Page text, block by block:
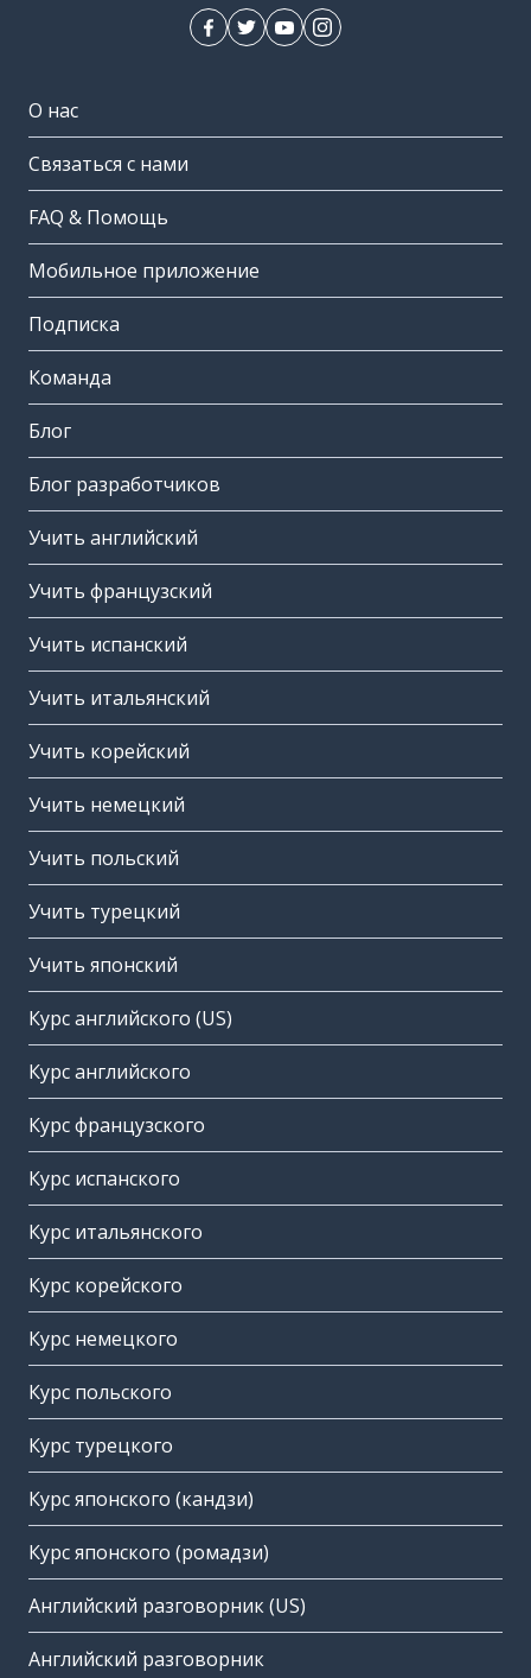
О нас
Связаться с нами
FAQ & Помощь
Мобильное приложение
Подписка
Команда
Блог
Блог разработчиков
Учить английский
Учить французский
Учить испанский
Учить итальянский
Учить корейский
Учить немецкий
Учить польский
Учить турецкий
Учить японский
Курс английского (US)
Курс английского
Курс французского
Курс испанского
Курс итальянского
Курс корейского
Курс немецкого
Курс польского
Курс турецкого
Курс японского (кандзи)
Курс японского (ромадзи)
Английский разговорник (US)
Английский разговорник